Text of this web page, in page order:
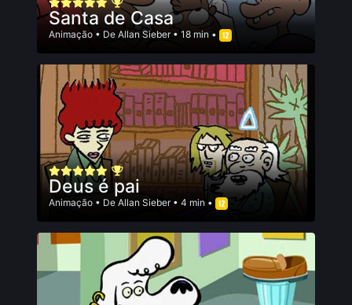
Santa de Casa
Animação • De Allan Sieber• 18 min •
Deus é pai
Animação • De Allan Sieber• 4 min •